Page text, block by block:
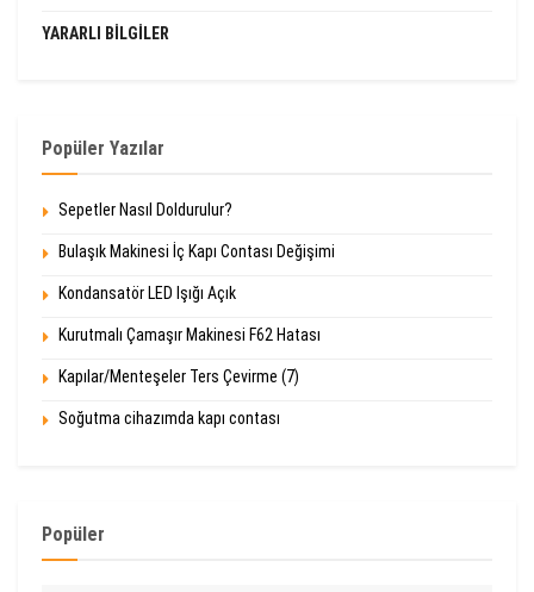
YARARLI BILGILER
Popüler Yazılar
Sepetler Nasıl Doldurulur?
Bulaşık Makinesi İç Kapı Contası Değişimi
Kondansatör LED Işığı Açık
Kurutmalı Çamaşır Makinesi F62 Hatası
Kapılar/Menteşeler Ters Çevirme (7)
Soğutma cihazımda kapı contası
Popüler